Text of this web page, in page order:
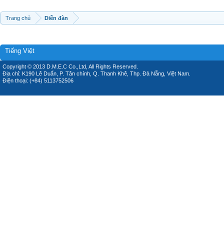
Trang chủ Diễn đàn
Tiếng Việt
Copyright © 2013 D.M.E.C Co.,Ltd, All Rights Reserved.
Địa chỉ: K190 Lê Duẩn, P. Tân chính, Q. Thanh Khê, Thp. Đà Nẵng, Việt Nam.
Điện thoại: (+84) 5113752506